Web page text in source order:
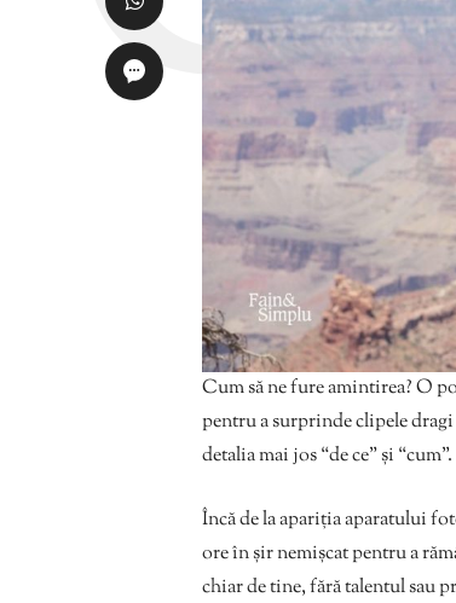
Cum să ne fure amintirea? O
pentru a surprinde clipele
detalia mai jos “de ce” și “cum”.
Încă de la apariția aparatului
ore în șir nemișcat pentru a
chiar de tine, fără talentul sau